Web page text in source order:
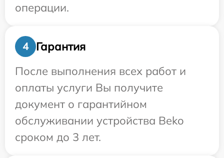
операции.
4
Гарантия
После выполнения всех работ и
оплаты услуги Вы получите
документ о гарантийном
обслуживании устройства Beko
сроком до 3 лет.